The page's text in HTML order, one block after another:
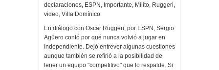
declaraciones, ESPN , Importante, Milito, Ruggeri,
video, Villa Domínico
En diálogo con Oscar Ruggeri, por ESPN, Sergio
Agüero contó por qué nunca volvió a jugar en
Independiente. Dejó entrever algunas cuestiones
aunque también se refirió a la posibilidad de
tener un equipo "competitivo" que lo respalde. Si